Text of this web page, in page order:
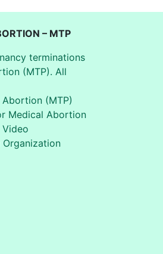
– MTP
terminations
(MTP). All
Abortion (MTP)
Medical Abortion